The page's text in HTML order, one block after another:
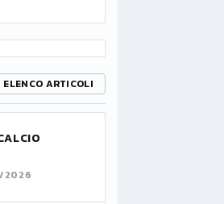
ELENCO ARTICOLI